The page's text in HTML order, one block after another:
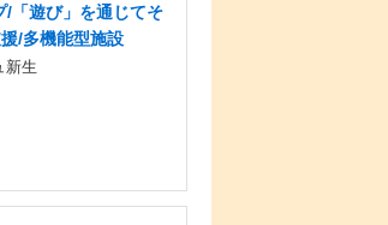
/「遊び」を通じてそ
/多機能型施設
新生